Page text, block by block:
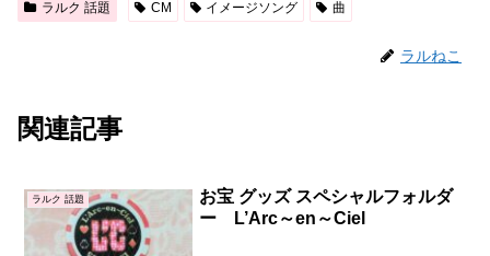
ラルク 話題 CM イメージソング 曲
ラルねこ
関連記事
ラルク 話題
お宝 グッズ スペシャルフォルダ
ー L’Arc～en～Ciel